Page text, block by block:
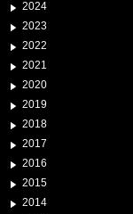
2024
2023
2022
2021
2020
2019
2018
2017
2016
2015
2014